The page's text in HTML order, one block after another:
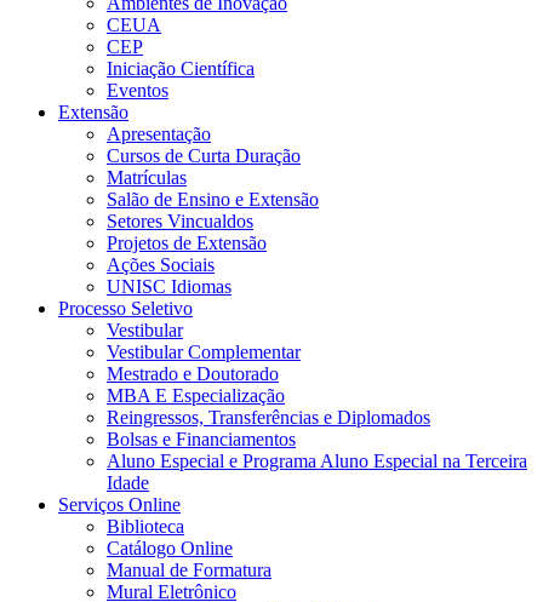
CEUA
CEP
Iniciação Científica
Eventos
Extensão
Apresentação
Cursos de Curta Duração
Matrículas
Salão de Ensino e Extensão
Setores Vincualdos
Projetos de Extensão
Ações Sociais
UNISC Idiomas
Processo Seletivo
Vestibular
Vestibular Complementar
Mestrado e Doutorado
MBA E Especialização
Reingressos, Transferências e Diplomados
Bolsas e Financiamentos
Aluno Especial e Programa Aluno Especial na Terceira
Idade
Serviços Online
Biblioteca
Catálogo Online
Manual de Formatura
Mural Eletrônico